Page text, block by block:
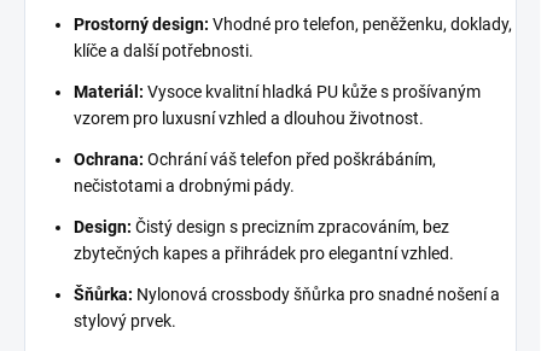
Prostorný design: Vhodné pro telefon, peněženku, doklady,
klíče a další potřebnosti.
Materiál: Vysoce kvalitní hladká PU kůže s prošívaným
vzorem pro luxusní vzhled a dlouhou životnost.
Ochrana: Ochrání váš telefon před poškrábáním,
nečistotami a drobnými pády.
Design: Čistý design s precizním zpracováním, bez
zbytečných kapes a přihrádek pro elegantní vzhled.
Šňůrka: Nylonová crossbody šňůrka pro snadné nošení a
stylový prvek.